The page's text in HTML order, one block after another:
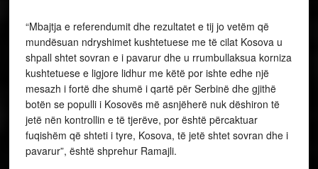
“Mbajtja e referendumit dhe rezultatet e tij jo vetëm që
mundësuan ndryshimet kushtetuese me të cilat Kosova u
shpall shtet sovran e i pavarur dhe u rrumbullaksua korniza
kushtetuese e ligjore lidhur me këtë por ishte edhe një
mesazh i fortë dhe shumë i qartë për Serbinë dhe gjithë
botën se populli i Kosovës më asnjëherë nuk dëshiron të
jetë nën kontrollin e të tjerëve, por është përcaktuar
fuqishëm që shteti i tyre, Kosova, të jetë shtet sovran dhe i
pavarur”, është shprehur Ramajli.